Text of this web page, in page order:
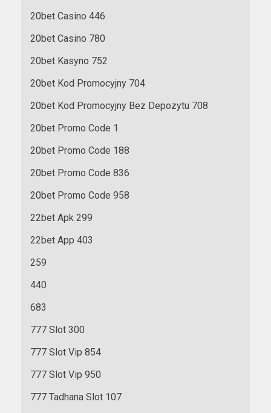
20bet Casino 446
20bet Casino 780
20bet Kasyno 752
20bet Kod Promocyjny 704
20bet Kod Promocyjny Bez Depozytu 708
20bet Promo Code 1
20bet Promo Code 188
20bet Promo Code 836
20bet Promo Code 958
22bet Apk 299
22bet App 403
259
440
683
777 Slot 300
777 Slot Vip 854
777 Slot Vip 950
777 Tadhana Slot 107